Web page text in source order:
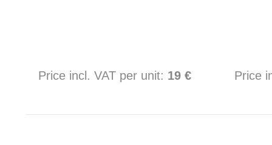
Price incl. VAT per unit: 19 € Price